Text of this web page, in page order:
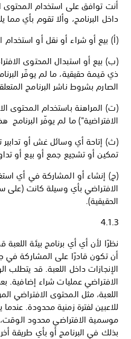
أنت توافق على استخدام المحتوى
داخل البرنامج، وألا تقوم بأي مما
(أ) بيع أو شراء أو نقل أو استخدام
(ب) بيع أو استبدال المحتوى
ذي قيمة حقيقية، ما لم يوفّر
الصارم بشروط ناشر البرنامج
(ت) المراهنة باستخدام المحتوى
الافتراضية") ما لم يوفّر البرنامج
(ث) إتاحة أي وسائل غش أو
تمكين أو تشجيع جمع أو بيع أو
(ج) إنشاء أو المشاركة في أي
الافتراضي بأي وسيلة كانت (على
الحقيقية).
4.1.3
نظرًا لأن أي أي برنامج بيئة اللعبة
أن تكون قادرًا على المشاركة في
الإنجازات داخل اللعبة. قد
الافتراضي عمليات شراء إضافية.
اللعبة، مثل المحتوى الافتراضي
للاعبين لفترة زمنية محدودة.
موسمية الافتراضي محدود
بذلك في البرنامج أو بأي طريقة